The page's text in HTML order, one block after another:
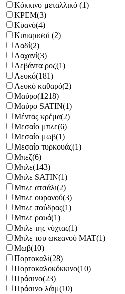
Κόκκινο μεταλλικό (1)
ΚΡΕΜ(3)
Κυανό(4)
Κυπαρισσί (2)
Λαδί(2)
Λαχανί(3)
Λεβάντα ροζ(1)
Λευκό(181)
Λευκό καθαρό(2)
Μαύρο(1218)
Μαύρο SATIN(1)
Μέντας κρέμα(2)
Μεσαίο μπλε(6)
Μεσαίο μωβ(1)
Μεσαίο τυρκουάζ(1)
Μπεζ(6)
Μπλε(143)
Μπλε SATIN(1)
Μπλε ατσάλι(2)
Μπλε ουρανού(3)
Μπλε πούδρας(1)
Μπλε ρουά(1)
Μπλε της νύχτας(1)
Μπλε του ωκεανού MAT(1)
Μωβ(10)
Πορτοκαλί(28)
Πορτοκαλοκόκκινο(10)
Πράσινο(23)
Πράσινο λάιμ(10)